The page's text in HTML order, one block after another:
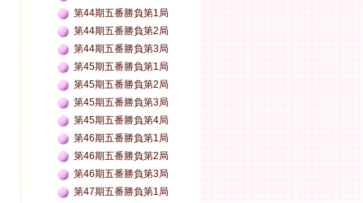
第44期五番勝負第1局
第44期五番勝負第2局
第44期五番勝負第3局
第45期五番勝負第1局
第45期五番勝負第2局
第45期五番勝負第3局
第45期五番勝負第4局
第46期五番勝負第1局
第46期五番勝負第2局
第46期五番勝負第3局
第47期五番勝負第1局